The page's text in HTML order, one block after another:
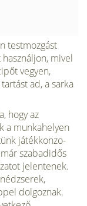
testmozgást
mivel
vegyen,
ad, a sarka
hogy az
a munkahelyen
játékkonzo­
szabadidős
jelentenek.
dolgoznak.